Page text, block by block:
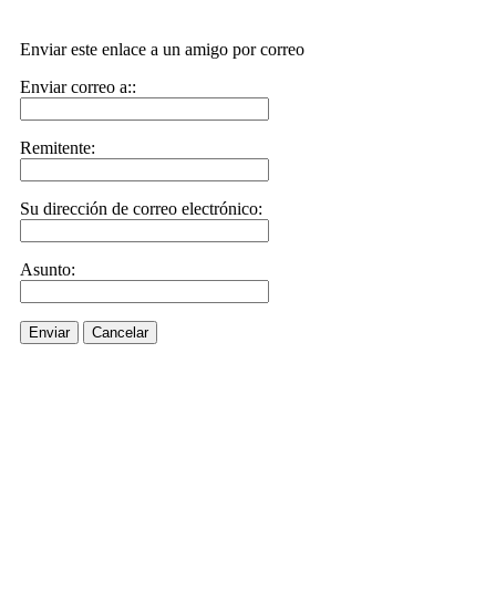
Enviar este enlace a un amigo por correo
Enviar correo a::
Remitente:
Su dirección de correo electrónico:
Asunto:
Enviar Cancelar